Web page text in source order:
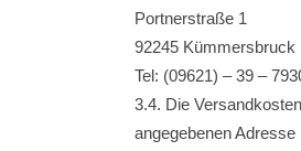
Portnerstraße 1
92245 Kümmersbruck
Tel: (09621) – 39 –
3.4. Die
angegebenen Adresse